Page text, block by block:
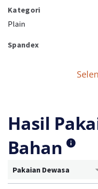
Kategori
Plain
Spandex
Hasil
Bahan
Pakaian Dewasa